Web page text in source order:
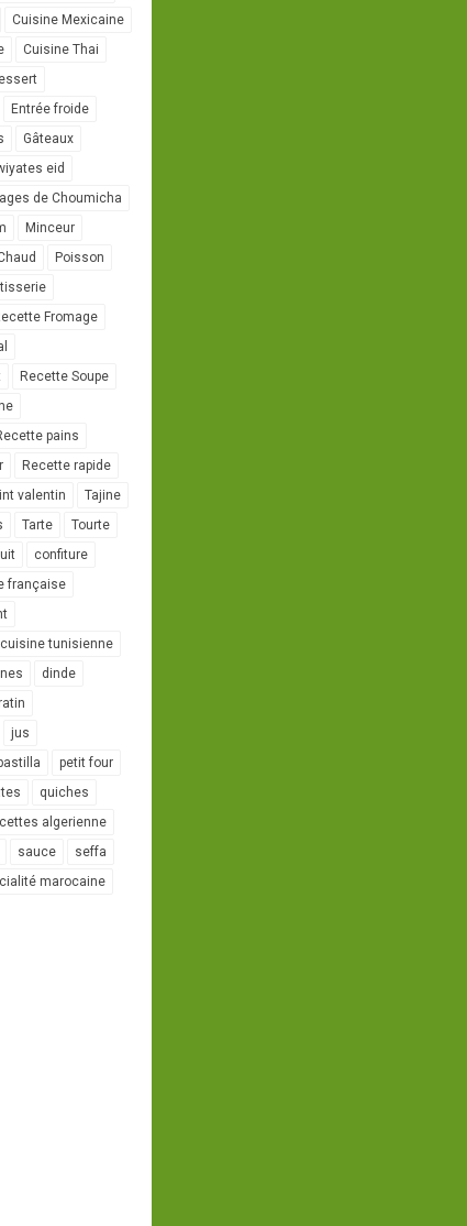
Cuisine Mexicaine
Cuisine Thai
Entrée froide
Gâteaux
eid
de Choumicha
Minceur
Poisson
Fromage
Recette Soupe
pains
Recette rapide
valentin
Tajine
Tarte
Tourte
confiture
française
cuisine tunisienne
dinde
jus
petit four
quiches
algerienne
sauce
seffa
marocaine